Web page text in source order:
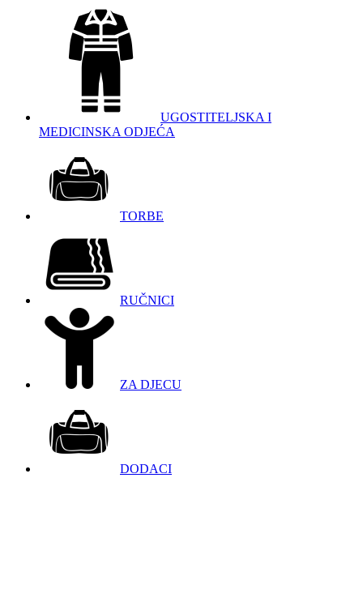
UGOSTITELJSKA I
MEDICINSKA ODJEĆA
TORBE
RUČNICI
ZA DJECU
DODACI